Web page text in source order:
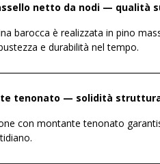
netto da nodi — qualità
barocca è realizzata in pino
e durabilità nel tempo.
tenonato — solidità
con montante tenonato